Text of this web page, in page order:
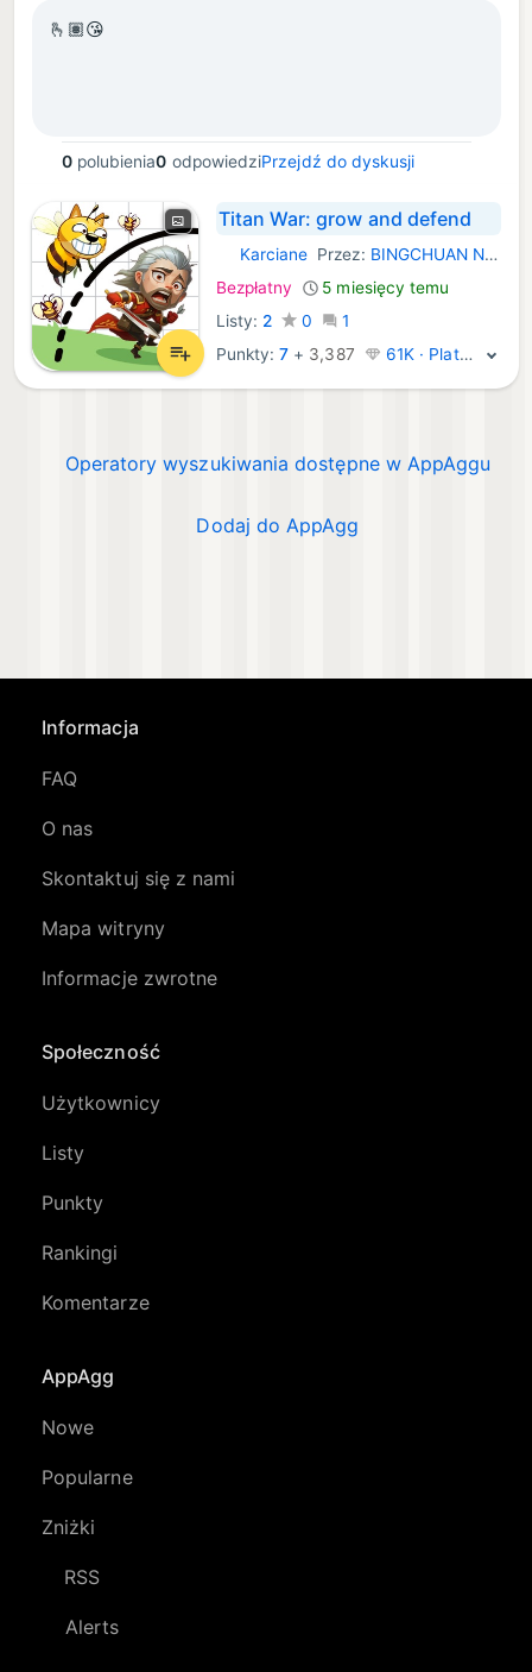
🫰🏽😘
0polubienia0 odpowiedziPrzejdź do dyskusji
Titan War: grow and defend
iOS Gry:
Karciane Przez: BINGCHUAN NETWORK (HONG KONG) COMPANY LIMITED
Bezpłatny
5 miesięcy temu
Listy: 2 0
1
Punkty:7 + 3,387 61K · Platyna
Operatory wyszukiwania dostępne w AppAggu
Dodaj do AppAgg
Informacja
FAQ
O nas
Skontaktuj się z nami
Mapa witryny
Informacje zwrotne
Społeczność
Użytkownicy
Listy
Punkty
Rankingi
Komentarze
AppAgg
Nowe
Popularne
Zniżki
RSS
Alerts